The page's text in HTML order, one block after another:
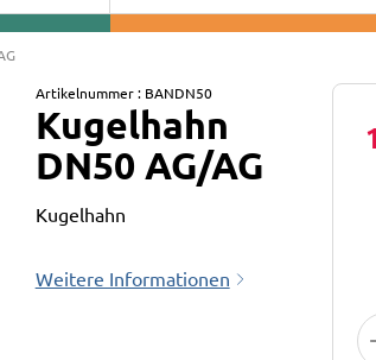
Artikelnummer : BANDN50
Kugelhahn
DN50 AG/AG
Kugelhahn
Weitere Informationen